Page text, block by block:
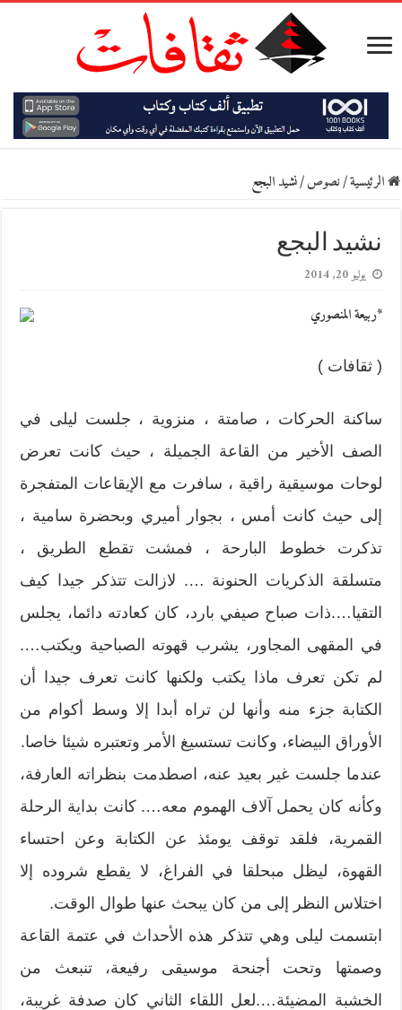
الرئيسية/نصوص/نشيد البجع
نشيد البجع
يوليو 20, 2014
*ربيعة المنصوري
( ثقافات )
ساكنة الحركات ، صامتة ، منزوية ، جلست ليلى في
الصف الأخير من القاعة الجميلة ، حيث كانت تعرض
لوحات موسيقية راقية ، سافرت مع الإيقاعات المتفجرة
إلى حيث كانت أمس ، بجوار أميري وبحضرة سامية ،
تذكرت خطوط البارحة ، فمشت تقطع الطريق ،
متسلقة الذكريات الحنونة …. لازالت تتذكر جيدا كيف
التقيا….ذات صباح صيفي بارد، كان كعادته دائما، يجلس
في المقهى المجاور، يشرب قهوته الصباحية ويكتب….
لم تكن تعرف ماذا يكتب ولكنها كانت تعرف جيدا أن
الكتابة جزء منه وأنها لن تراه أبدا إلا وسط أكوام من
الأوراق البيضاء، وكانت تستسيغ الأمر وتعتبره شيئا خاصا.
عندما جلست غير بعيد عنه، اصطدمت بنظراته العارفة،
وكأنه كان يحمل آلاف الهموم معه…. كانت بداية الرحلة
القمرية، فلقد توقف يومئذ عن الكتابة وعن احتساء
القهوة، ليظل مبحلقا في الفراغ، لا يقطع شروده إلا
اختلاس النظر إلى من كان يبحث عنها طوال الوقت.
ابتسمت ليلى وهي تتذكر هذه الأحداث في عتمة القاعة
وصمتها وتحت أجنحة موسيقى رفيعة، تنبعث من
الخشبة المضيئة….لعل اللقاء الثاني كان صدفة غريبة،